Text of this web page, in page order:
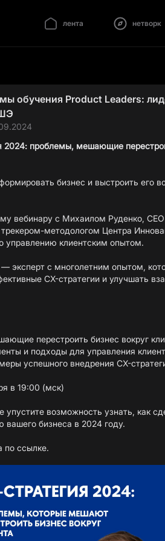
лента нетворк
обучения Product Leaders:
2024: проблемы, мешающие
бизнес и выстроить его
вебинару с Михаилом Руденко,
методологом Центра
управлению клиентским опытом.
эксперт с многолетним опытом,
CX-стратегии и улучшать
перестроить бизнес вокруг
и подходы для управления
успешного внедрения CX-
в 19:00 (мск)
упустите возможность узнать, как
вашего бизнеса в 2024 году.
по ссылке.